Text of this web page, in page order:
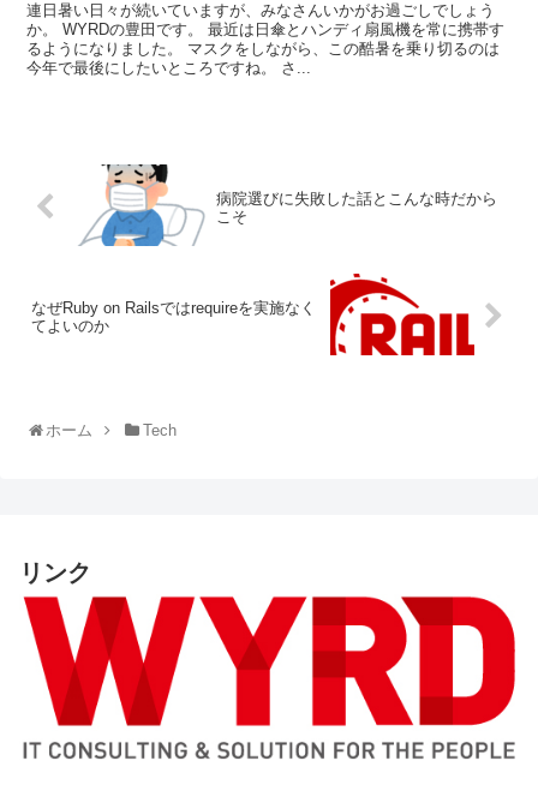
連日暑い日々が続いていますが、みなさんいかがお過ごしでしょう
か。 WYRDの豊田です。 最近は日傘とハンディ扇風機を常に携帯す
るようになりました。 マスクをしながら、この酷暑を乗り切るのは
今年で最後にしたいところですね。 さ...
病院選びに失敗した話とこんな時だから
こそ
なぜRuby on Railsではrequireを実施なく
てよいのか
ホーム Tech
リンク